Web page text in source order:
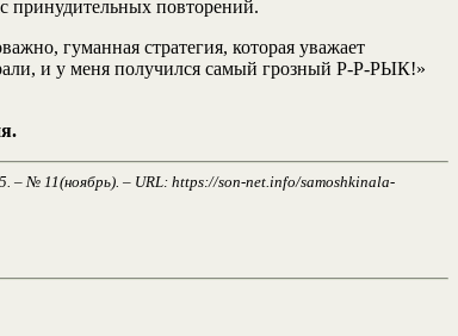
принудительных повторений.
гуманная стратегия, которая уважает
и у меня получился самый грозный Р-Р-РЫК!»
№ 11(ноябрь). – URL: https://son-net.info/samoshkinala-